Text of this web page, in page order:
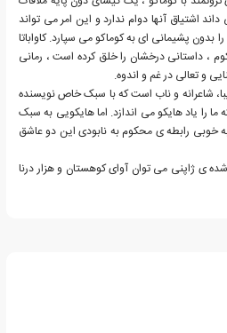
اشتیاق آنها دوام ندارد و این امر می تواند
پشیمانی ای به کوماکو می سپارد. کاواباتا
، داستانی درخشان را خلق کرده است ، رمانی
و تعالی در غم و اندوه.
شاعرانه و ناب است که با سبک خاص نویسنده
را یاد هایکو می اندازد. اما هایکویی به سبک
خوبی رابطه ی محکوم به نابودی این دو عاشق
ی ژاپنی می توان آوای کوهستان و هزار درنا